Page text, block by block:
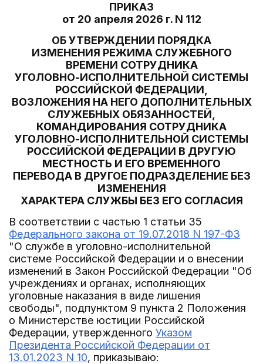
ПРИКАЗ
от 20 апреля 2026 г. N 112
ОБ УТВЕРЖДЕНИИ ПОРЯДКА
ИЗМЕНЕНИЯ РЕЖИМА СЛУЖЕБНОГО
ВРЕМЕНИ СОТРУДНИКА
УГОЛОВНО-ИСПОЛНИТЕЛЬНОЙ СИСТЕМЫ
РОССИЙСКОЙ ФЕДЕРАЦИИ,
ВОЗЛОЖЕНИЯ НА НЕГО ДОПОЛНИТЕЛЬНЫХ
СЛУЖЕБНЫХ ОБЯЗАННОСТЕЙ,
КОМАНДИРОВАНИЯ СОТРУДНИКА
УГОЛОВНО-ИСПОЛНИТЕЛЬНОЙ СИСТЕМЫ
РОССИЙСКОЙ ФЕДЕРАЦИИ В ДРУГУЮ
МЕСТНОСТЬ И ЕГО ВРЕМЕННОГО
ПЕРЕВОДА В ДРУГОЕ ПОДРАЗДЕЛЕНИЕ БЕЗ
ИЗМЕНЕНИЯ
ХАРАКТЕРА СЛУЖБЫ БЕЗ ЕГО СОГЛАСИЯ
В соответствии с частью 1 статьи 35
Федерального закона от 19.07.2018 N 197-ФЗ
"О службе в уголовно-исполнительной
системе Российской Федерации и о внесении
изменений в Закон Российской Федерации "Об
учреждениях и органах, исполняющих
уголовные наказания в виде лишения
свободы", подпунктом 9 пункта 2 Положения
о Министерстве юстиции Российской
Федерации, утвержденного Указом
Президента Российской Федерации от
13.01.2023 N 10, приказываю: